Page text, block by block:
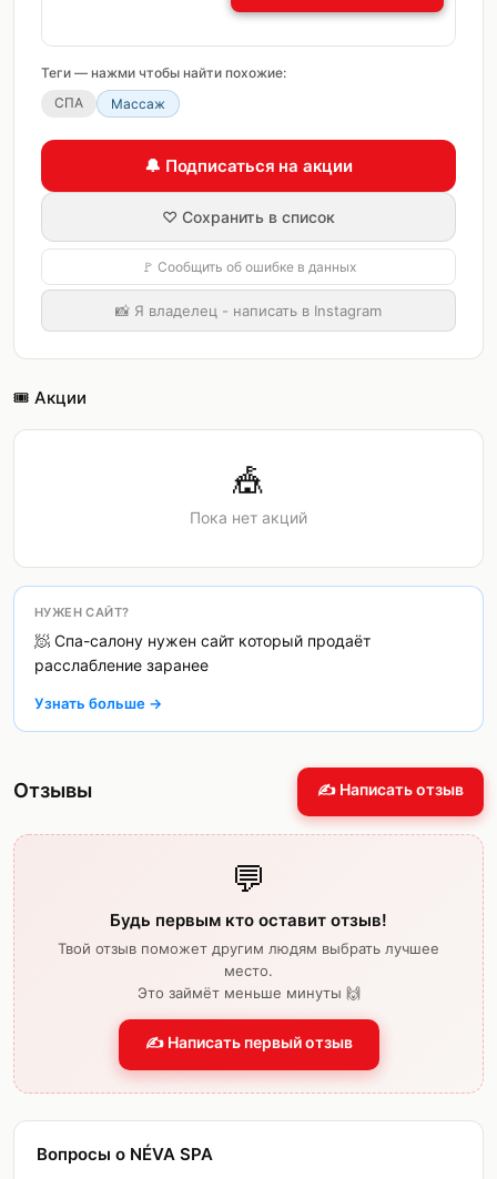
Теги — нажми чтобы найти похожие:
СПА
Массаж
🔔 Подписаться на акции
♡ Сохранить в список
🚩 Сообщить об ошибке в данных
📸 Я владелец - написать в Instagram
🎟️ Акции
🎪
Пока нет акций
НУЖЕН САЙТ?
🧖 Спа-салону нужен сайт который продаёт
расслабление заранее
Узнать больше →
Отзывы ✍️ Написать отзыв
💬
Будь первым кто оставит отзыв!
Твой отзыв поможет другим людям выбрать лучшее
место.
Это займёт меньше минуты 🙌
✍️ Написать первый отзыв
Вопросы о NÉVA SPA